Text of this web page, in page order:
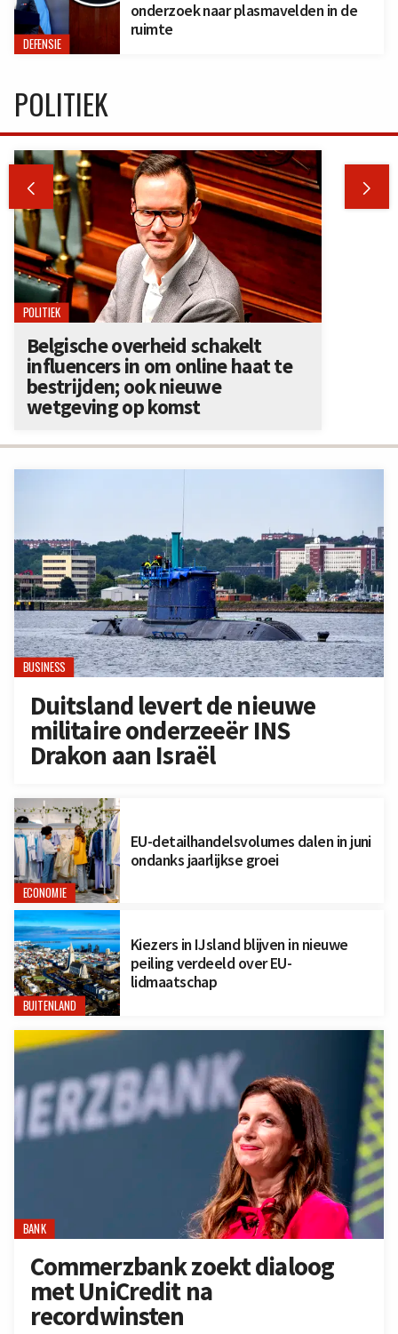
DEFENSIE
onderzoek naar plasmavelden in de
ruimte
BUSINESS
Duitsland levert de nieuwe
militaire onderzeeër INS
Drakon aan Israël
ECONOMIE
EU-detailhandelsvolumes dalen in juni
ondanks jaarlijkse groei
BUITENLAND
Kiezers in IJsland blijven in nieuwe
peiling verdeeld over EU-
lidmaatschap
BANK
Commerzbank zoekt dialoog
met UniCredit na
recordwinsten
POLITIEK
 
POLITIEK
Belgische overheid schakelt
influencers in om online haat te
bestrijden; ook nieuwe
wetgeving op komst